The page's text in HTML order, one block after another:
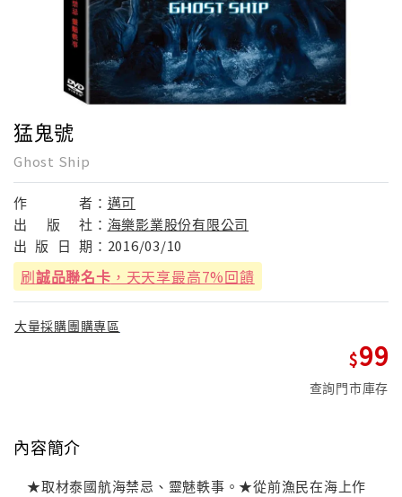
猛鬼號
Ghost Ship
作 者： 邁可
出
版 社： 海樂影業股份有限公司
出 版 日 期： 2016/03/10
刷誠品聯名卡 ，天天享最高7%回饋
大量採購團購專區
99
查詢門市庫存
內容簡介
★取材泰國航海禁忌、靈魅軼事。★從前漁民在海上作